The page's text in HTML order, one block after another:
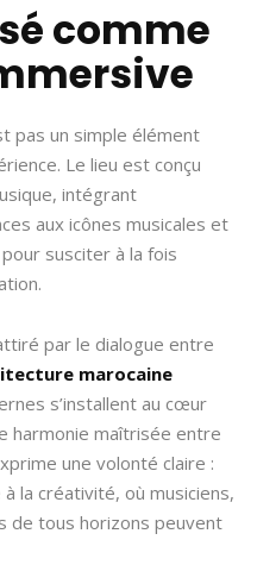
comme
pas un simple élément
Le lieu est conçu
intégrant
aux icônes musicales et
susciter à la fois
par le dialogue entre
marocaine
s’installent au cœur
harmonie maîtrisée entre
une volonté claire :
la créativité, où musiciens,
tous horizons peuvent